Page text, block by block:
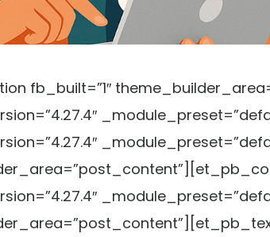
fb_built=”1″